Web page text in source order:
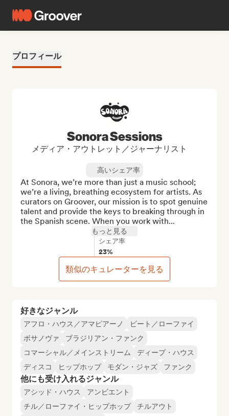
プロフィール
好きなジャンル
アフロ・ハウス／アマピアーノ
ビート／ローファイ
ボサノヴァ
ブラジリアン・ファンク
コマーシャル／メインストリーム
ディープ・ハウス
ディスコ
ヒップホップ モダン・ジャズ ファンク
他にも受け入れるジャンル
アシッド・ハウス
アンビエント
チル／ローファイ・ヒップホップ
チルアウト
Sonora Sessions
メディア・アウトレット／ジャーナリスト
高いシェア率
At Sonora, we’re more than just a music school;
we’re a living, breathing ecosystem for artists. As
curators on Groover, our mission is to spot genuine
talent and provide the keys to breaking through in
the Spanish scene. When you work with...
もっと見る
シェア率
23%
類似のキュレーターを見る